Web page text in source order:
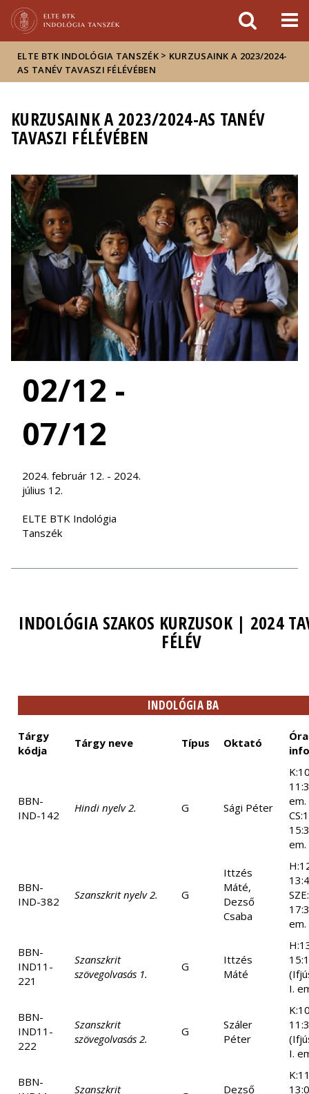
sajtóban
ELTE BTK INDOLÓGIA TANSZÉK > KURZUSAINK A 2023/2024-
AS TANÉV TAVASZI FÉLÉVÉBEN
KURZUSAINK A 2023/2024-AS TANÉV
TAVASZI FÉLÉVÉBEN
02/12 -
07/12
2024. február 12. - 2024.
július 12.
ELTE BTK Indológia
Tanszék
INDOLÓGIA SZAKOS KURZUSOK | 2024
FÉLÉV
INDOLÓGIA BA
Tárgy
kódja
Tárgy neve Típus Oktató
BBN-
IND-142
Hindi nyelv 2. G Sági Péter
em.
BBN-
IND-382
Szanszkrit nyelv 2. G
Ittzés
Máté,
Dezső
Csaba
BBN-
IND11-
221
Szanszkrit
szövegolvasás 1.
G
Ittzés
Máté
I.
BBN-
IND11-
222
Szanszkrit
szövegolvasás 2.
G
Száler
Péter
I.
BBN-
Szanszkrit
Dezső